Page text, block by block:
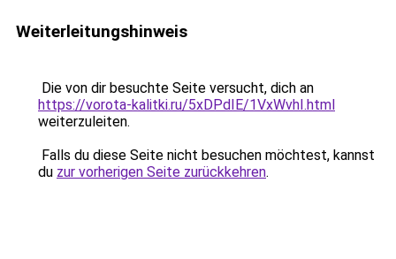
Weiterleitungshinweis
Die von dir besuchte Seite versucht, dich an
https://vorota-kalitki.ru/5xDPdIE/1VxWvhI.html
weiterzuleiten.
Falls du diese Seite nicht besuchen möchtest, kannst
du zur vorherigen Seite zurückkehren.